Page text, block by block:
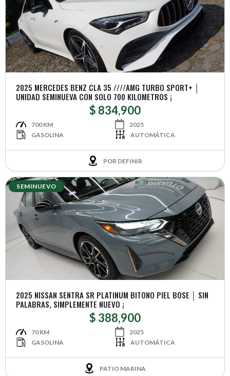
2025 MERCEDES BENZ CLA 35 ////AMG TURBO SPORT+ │
UNIDAD SEMINUEVA CON SOLO 700 KILOMETROS ¡
$ 834,900
700 KM
2025
GASOLINA
AUTOMÁTICA
POR DEFINIR
SEMINUEVO
2025 NISSAN SENTRA SR PLATINUM BITONO PIEL BOSE │ SIN
PALABRAS, SIMPLEMENTE NUEVO ¡
$ 388,900
70 KM
2025
GASOLINA
AUTOMÁTICA
PATIO MARINA